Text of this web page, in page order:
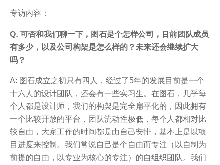
专访内容：
Q: 可否和我们聊一下，图石是个怎样公司，目前团队成员
有多少，以及公司构架是怎么样的？未来还会继续扩大
吗？
A: 图石成立之初只有四人，经过了5年的发展目前是一个
十六人的设计团队，还会有一些实习生。在图石，几乎每
个人都是设计师，我们的构架是完全扁平化的，因此拥有
一个比较开放的平台，团队流动性极低，每个人都相对比
较自由，大家工作的时间都是由自己安排，基本上是以项
目进度来控制。我们常说自己是个自由而专注（以自制为
前提的自由，以专业为核心的专注）的自组织团队。我们